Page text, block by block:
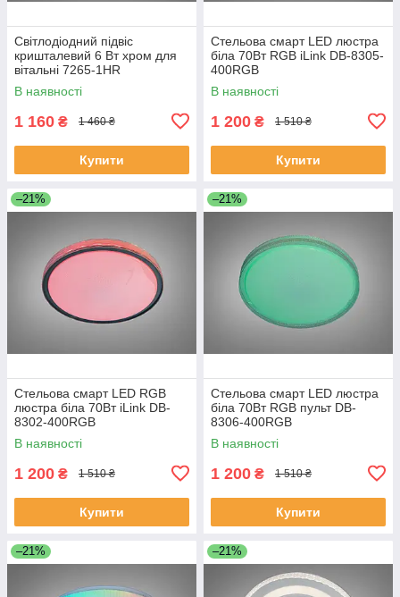
Світлодіодний підвіс
кришталевий 6 Вт хром для
вітальні 7265-1HR
В наявності
1 160 ₴ 1 460 ₴
Купити
Стельова смарт LED люстра
біла 70Вт RGB iLink DB-8305-
400RGB
В наявності
1 200 ₴ 1 510 ₴
Купити
–21%
Стельова смарт LED RGB
люстра біла 70Вт iLink DB-
8302-400RGB
В наявності
1 200 ₴ 1 510 ₴
Купити
–21%
Стельова смарт LED люстра
біла 70Вт RGB пульт DB-
8306-400RGB
В наявності
1 200 ₴ 1 510 ₴
Купити
–21% –21%